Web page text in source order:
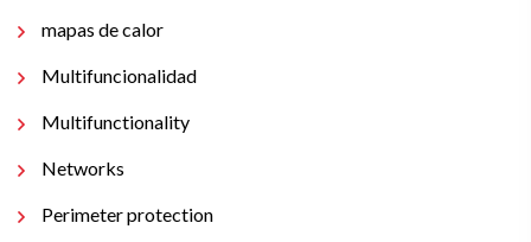
mapas de calor
Multifuncionalidad
Multifunctionality
Networks
Perimeter protection